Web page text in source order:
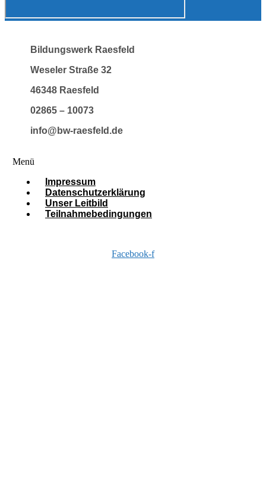
Bildungswerk Raesfeld
Weseler Straße 32
46348 Raesfeld
02865 – 10073
info@bw-raesfeld.de
Menü
Impressum
Datenschutzerklärung
Unser Leitbild
Teilnahmebedingungen
Facebook-f